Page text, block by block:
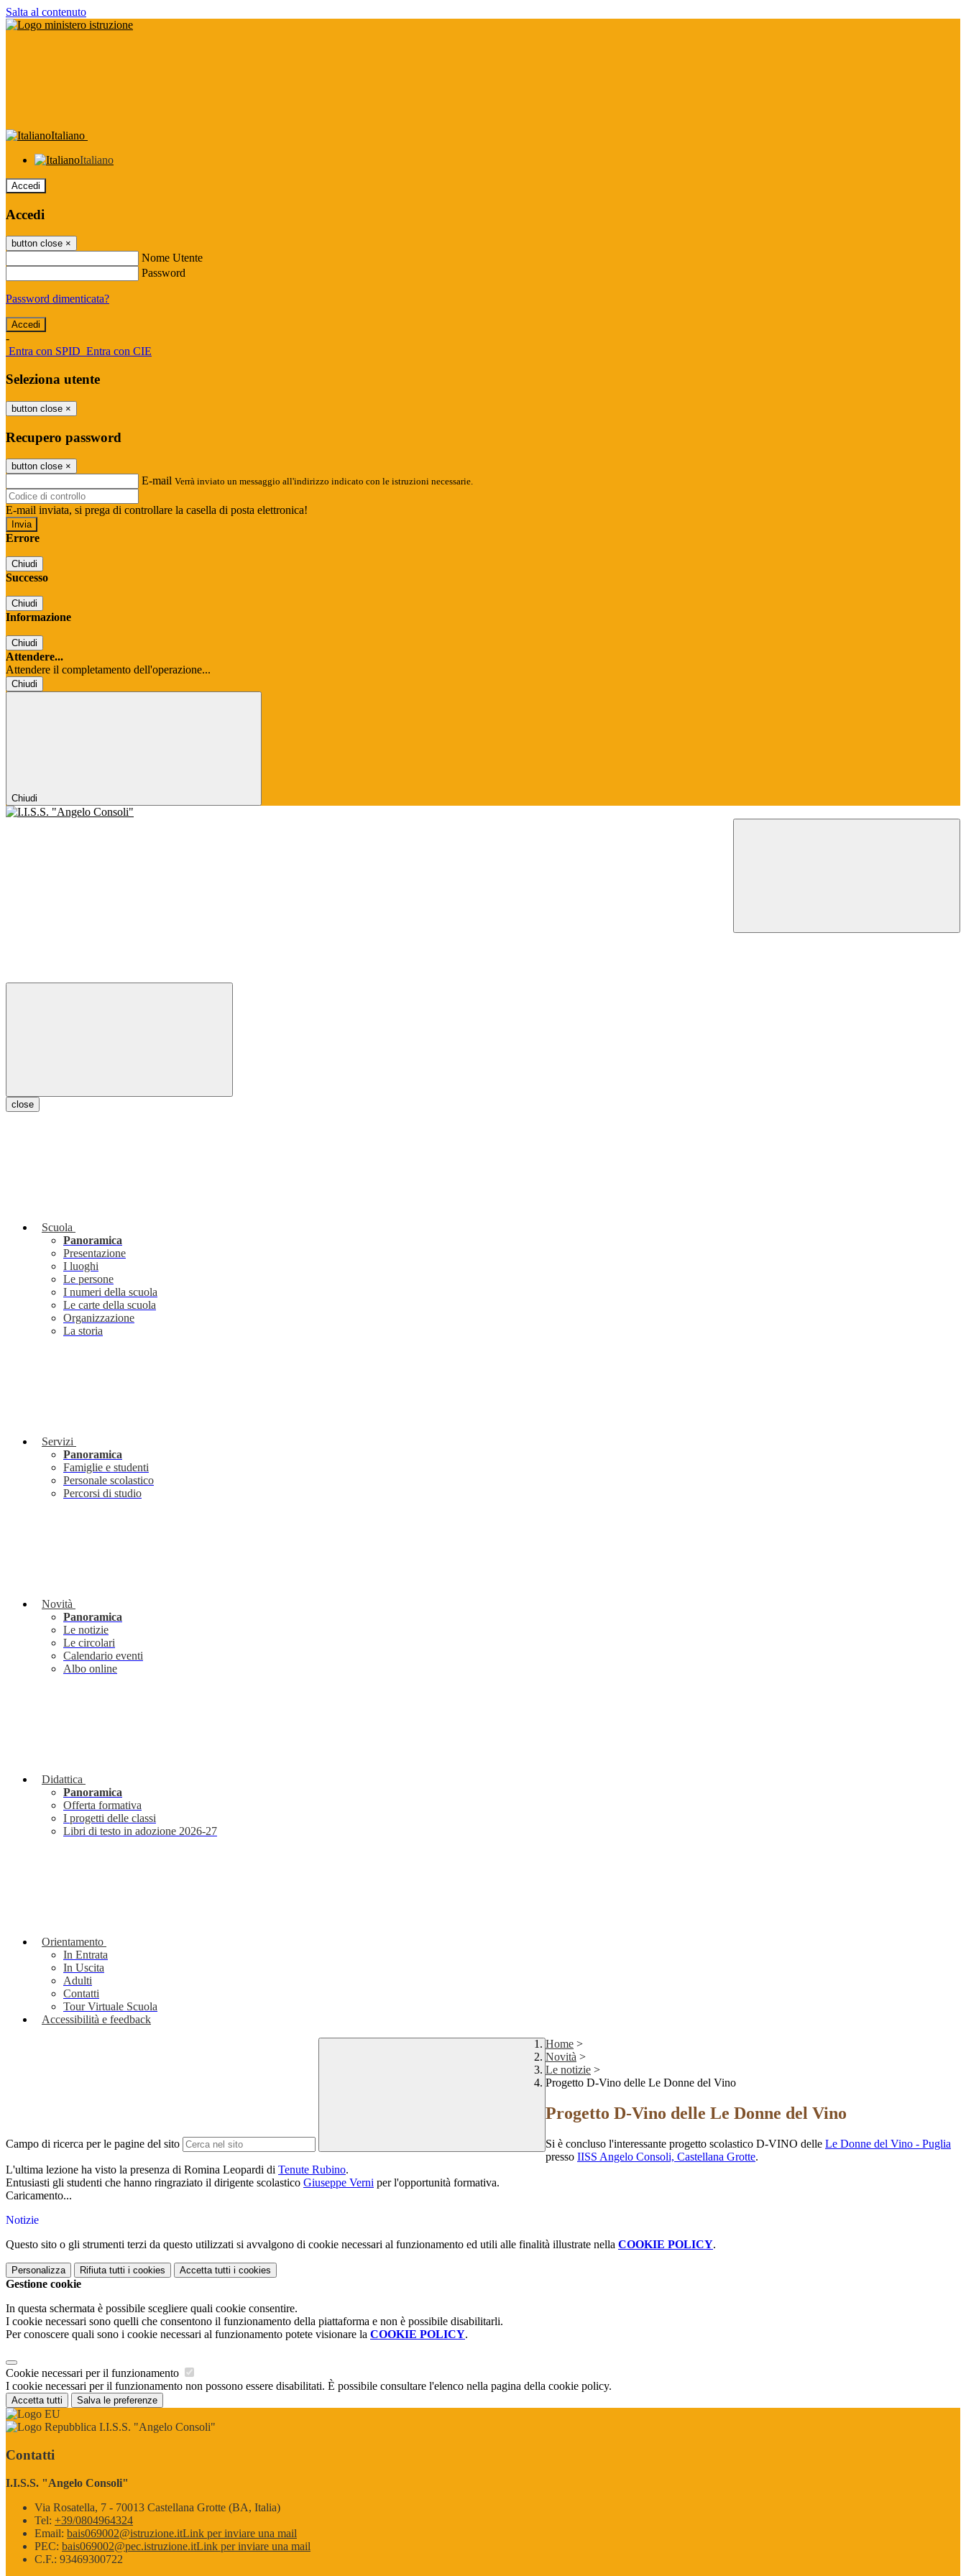
Salta al contenuto
Italiano
Italiano
Accedi
Accedi
button close ×
Nome Utente
Password
Password dimenticata?
-
Entra con SPID Entra con CIE
Seleziona utente
button close ×
Recupero password
button close ×
E-mail Verrà inviato un messaggio all'indirizzo indicato con le istruzioni necessarie.
E-mail inviata, si prega di controllare la casella di posta elettronica!
Errore
Chiudi
Successo
Chiudi
Informazione
Chiudi
Attendere...
Attendere il completamento dell'operazione...
Chiudi
Chiudi
close
Scuola
Panoramica
Presentazione
I luoghi
Le persone
I numeri della scuola
Le carte della scuola
Organizzazione
La storia
Servizi
Panoramica
Famiglie e studenti
Personale scolastico
Percorsi di studio
Novità
Panoramica
Le notizie
Le circolari
Calendario eventi
Albo online
Didattica
Panoramica
Offerta formativa
I progetti delle classi
Libri di testo in adozione 2026-27
Orientamento
In Entrata
In Uscita
Adulti
Contatti
Tour Virtuale Scuola
Accessibilità e feedback
Campo di ricerca per le pagine del sito
Home >
Novità >
Le notizie >
Progetto D-Vino delle Le Donne del Vino
Progetto D-Vino delle Le Donne del Vino
Si è concluso l'interessante progetto scolastico D-VINO delle Le Donne del Vino - Puglia
presso IISS Angelo Consoli, Castellana Grotte.
L'ultima lezione ha visto la presenza di Romina Leopardi di Tenute Rubino.
Entusiasti gli studenti che hanno ringraziato il dirigente scolastico Giuseppe Verni per l'opportunità formativa.
Caricamento...
Notizie
Questo sito o gli strumenti terzi da questo utilizzati si avvalgono di cookie necessari al funzionamento ed utili alle finalità illustrate nella COOKIE POLICY.
Personalizza Rifiuta tutti i cookies Accetta tutti i cookies
Gestione cookie
In questa schermata è possibile scegliere quali cookie consentire.
I cookie necessari sono quelli che consentono il funzionamento della piattaforma e non è possibile disabilitarli.
Per conoscere quali sono i cookie necessari al funzionamento potete visionare la COOKIE POLICY.
Cookie necessari per il funzionamento
I cookie necessari per il funzionamento non possono essere disabilitati. È possibile consultare l'elenco nella pagina della cookie policy.
Accetta tutti Salva le preferenze
I.I.S.S. "Angelo Consoli"
Contatti
I.I.S.S. "Angelo Consoli"
Via Rosatella, 7 - 70013 Castellana Grotte (BA, Italia)
Tel: +39/0804964324
Email: bais069002@istruzione.itLink per inviare una mail
PEC: bais069002@pec.istruzione.itLink per inviare una mail
C.F.: 93469300722